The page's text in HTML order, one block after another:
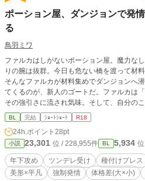
ポーション屋、ダンジョンで発
る
鳥羽ミワ
ファルカはしがないポーション屋。魔力な
りの腕は抜群。今日も危ない橋を渡って材
そんなファルカが材料集めでダンジョンへ
てくるのが、新人のゴートだ。ファルカは
その強引さに流され気味。そして、自分の
かれてもいた。 そんなある日、ダンジョン内での事故でゴートが発情してしま
う。手当をするファルカに、ゴートは「襲
する。 「お、俺が今まで、どんな目でお前を見てきたか、知らないくせに！」
動揺するファルカは思わず、ゴートを誘ってしまった。 「
いよ」 ダンジョンで発情した新人冒険者と、まんざらでもないポーション屋。
若い二人に、何も起きないはずもなく……。 ※ムーンライトノベルズ、アル
ァポリス、pixivへ掲載しています
BL 完結 ｼｮｰﾄｼｮｰﾄ R18
24h.ポイント 28pt
小説 23,301 位 / 228,955件 BL 5,934
年下攻め ツンデレ受け 種付けプレス
美形×平凡
強制発情 体格差(大×小)